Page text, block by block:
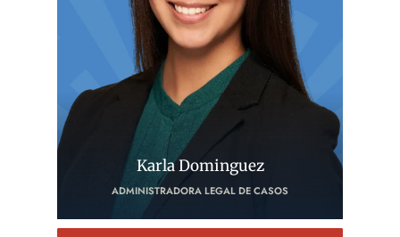
Karla Dominguez
ADMINISTRADORA LEGAL DE CASOS